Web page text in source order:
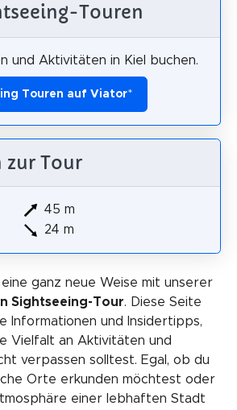
Touren
und Aktivitäten in Kiel buchen.
Touren auf Viator*
zur Tour
45 m
24 m
ganz neue Weise mit unserer
Sightseeing-Tour. Diese Seite
Informationen und Insidertipps,
Vielfalt an Aktivitäten und
verpassen solltest. Egal, ob du
Orte erkunden möchtest oder
einer lebhaften Stadt